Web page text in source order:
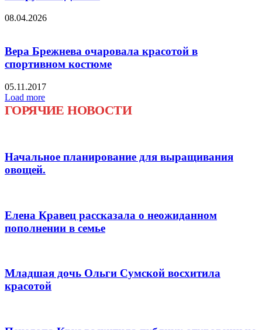
08.04.2026
Вера Брежнева очаровала красотой в
спортивном костюме
05.11.2017
Load more
ГОРЯЧИЕ НОВОСТИ
Начальное планирование для выращивания
овощей.
Елена Кравец рассказала о неожиданном
пополнении в семье
Младшая дочь Ольги Сумской восхитила
красотой